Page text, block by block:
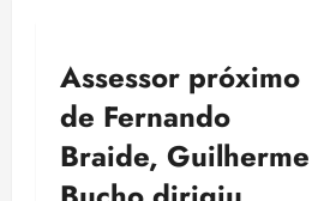
Assessor próximo
de Fernando
Braide, Guilherme